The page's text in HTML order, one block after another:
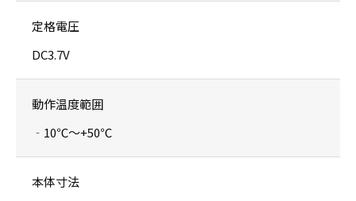
定格電圧
DC3.7V
動作温度範囲
‐10℃〜+50℃
本体寸法